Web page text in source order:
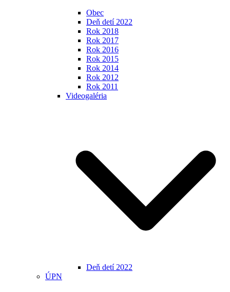
Obec
Deň detí 2022
Rok 2018
Rok 2017
Rok 2016
Rok 2015
Rok 2014
Rok 2012
Rok 2011
Videogaléria
Deň detí 2022
ÚPN